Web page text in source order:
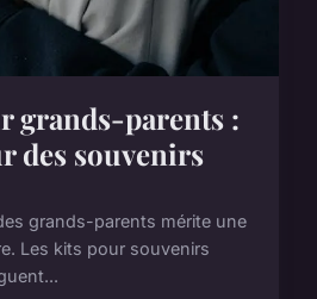
grands-parents :
des souvenirs
grands-parents mérite une
Les kits pour souvenirs